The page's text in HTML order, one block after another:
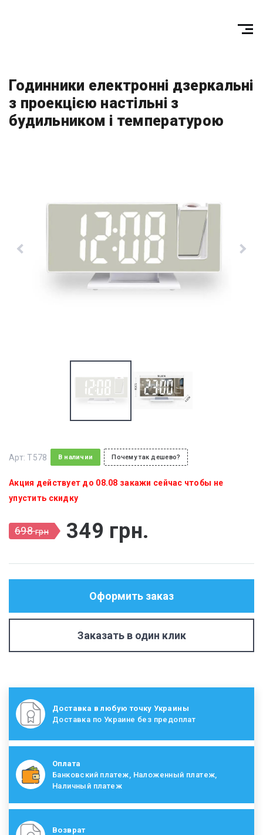
Годинники електронні дзеркальні
з проекцією настільні з
будильником і температурою
Арт:T578 В наличии Почему так дешево?
Акция действует до 08.08 закажи сейчас чтобы не
упустить скидку
698грн 349 грн.
Оформить заказ
Заказать в один клик
Доставка в любую точку Украины
Доставка по Украине без предоплат
Оплата
Банковский платеж, Наложенный платеж,
Наличный платеж
Возврат